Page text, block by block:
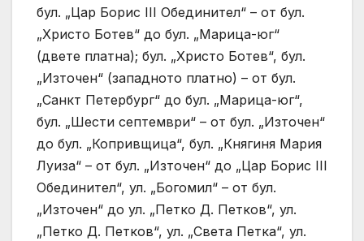
бул. „Цар Борис III Обединител“ – от бул.
„Христо Ботев“ до бул. „Марица-юг“
(двете платна); бул. „Христо Ботев“, бул.
„Източен“ (западното платно) – от бул.
„Санкт Петербург“ до бул. „Марица-юг“,
бул. „Шести септември“ – от бул. „Източен“
до бул. „Копривщица“, бул. „Княгиня Мария
Луиза“ – от бул. „Източен“ до „Цар Борис III
Обединител“, ул. „Богомил“ – от бул.
„Източен“ до ул. „Петко Д. Петков“, ул.
„Петко Д. Петков“, ул. „Света Петка“, ул.